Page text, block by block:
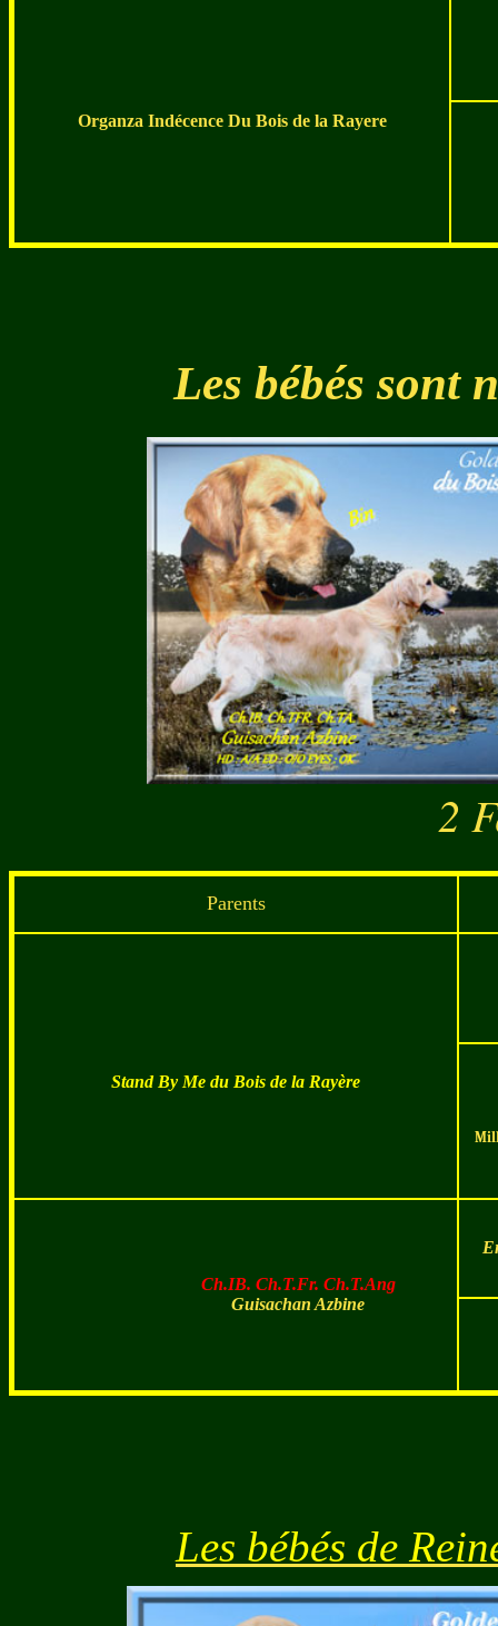
Organza Indécence Du Bois de la Rayere
Les bébés sont
2
Parents
Stand By Me du Bois de la Rayère
Ch.IB. Ch.T.Fr. Ch.T.Ang
Guisachan Azbine
Les bébés de